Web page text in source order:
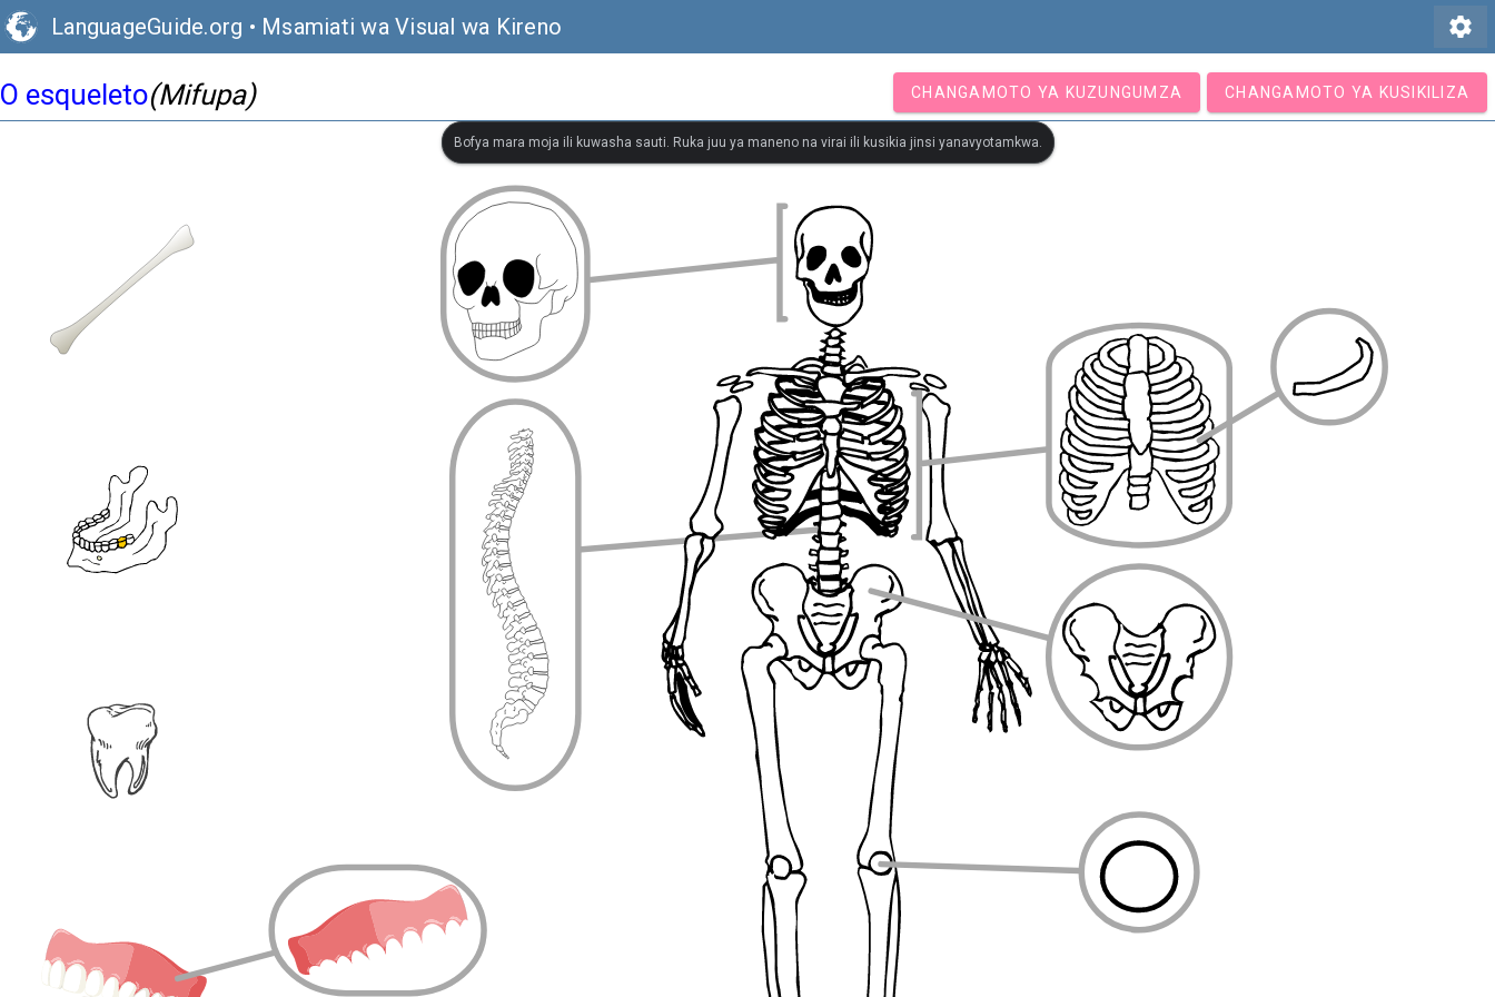
LanguageGuide.org • Msamiati wa Visual wa Kireno settings
O esqueleto(Mifupa) CHANGAMOTO YA KUZUNGUMZA CHANGAMOTO YA KUSIKILIZA
Bofya mara moja ili kuwasha sauti. Ruka juu ya maneno na virai ili kusikia jinsi yanavyotamkwa.